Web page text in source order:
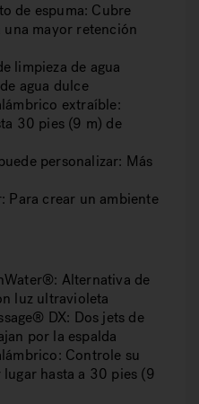
de espuma: Cubre
mayor retención
limpieza de agua
agua dulce
extraíble:
30 pies (9 m) de
personalizar: Más
Para crear un ambiente
Alternativa de
luz ultravioleta
DX: Dos jets de
por la espalda
Controle su
hasta a 30 pies (9